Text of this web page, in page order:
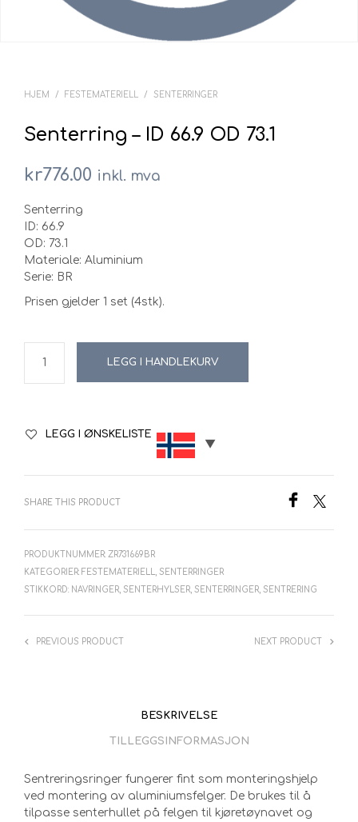
HJEM / FESTEMATERIELL / SENTERRINGER
Senterring – ID 66.9 OD 73.1
kr776.00 inkl. mva
Senterring
ID: 66.9
OD: 73.1
Materiale: Aluminium
Serie: BR
Prisen gjelder 1 set (4stk).
LEGG I HANDLEKURV
LEGG I ØNSKELISTE
SHARE THIS PRODUCT
PRODUKTNUMMER: ZR731669BR
KATEGORIER: FESTEMATERIELL
SENTERRINGER
STIKKORD: NAVRINGER SENTERHYLSER SENTERRINGER SENTRERING
PREVIOUS PRODUCT NEXT PRODUCT
BESKRIVELSE
TILLEGGSINFORMASJON
Sentreringsringer fungerer fint som monteringshjelp
ved montering av aluminiumsfelger. De brukes til å
tilpasse senterhullet på felgen til kjøretøynavet og